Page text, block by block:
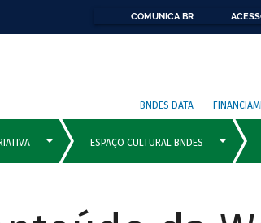
COMUNICA BR
BNDES DATA